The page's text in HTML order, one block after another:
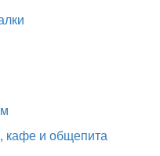
кафе и общепита